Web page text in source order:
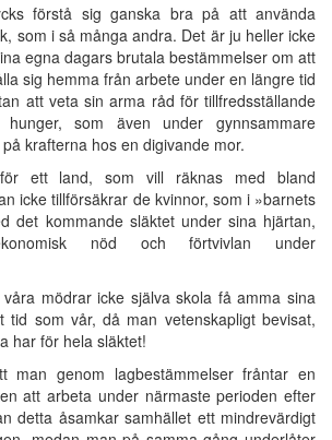
förstå sig ganska bra på att använda
som i så många andra. Det är ju heller icke
egna dagars brutala bestämmelser om att
sig hemma från arbete under en längre tid
att veta sin arma råd för tillfredsställande
som även under gynnsammare
krafterna hos en digivande mor.
ett land, som vill räknas med bland
icke tillförsäkrar de kvinnor, som i »barnets
det kommande släktet under sina hjärtan,
nöd och förtvivlan under
mödrar icke själva skola få amma sina
som vår, då man vetenskapligt bevisat,
har för hela släktet!
genom lagbestämmelser fråntar en
att arbeta under närmaste perioden efter
detta åsamkar samhället ett mindrevärdigt